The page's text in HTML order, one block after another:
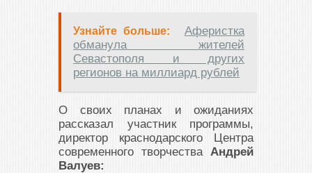
Узнайте больше:
Аферистка
обманула жителей
Севастополя и других
регионов на миллиард рублей
О своих планах и ожиданиях
рассказал участник программы,
директор краснодарского Центра
современного творчестваАндрей
Валуев: